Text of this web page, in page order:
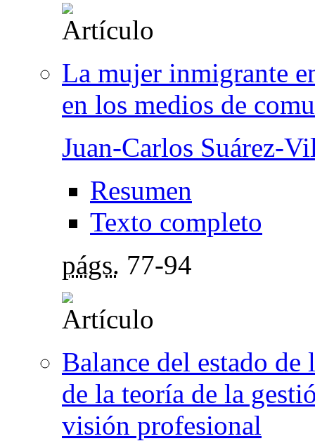
La mujer inmigrante
en los medios de
Juan-Carlos Suárez-
Resumen
Texto completo
págs. 77-94
Balance del estado
de la teoría de la
visión profesional